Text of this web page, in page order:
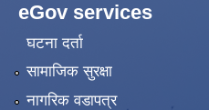
eGov services
घटना दर्ता
सामाजिक सुरक्षा
नागरिक वडापत्र